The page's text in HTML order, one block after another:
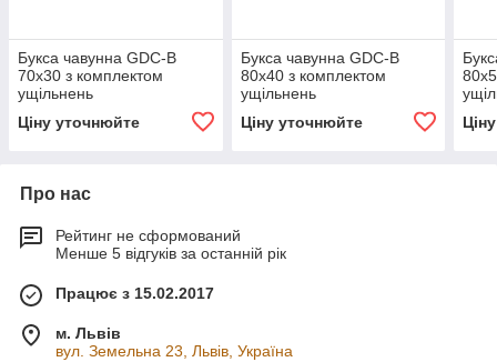
Букса чавунна GDC-B
70х30 з комплектом
ущільнень
Ціну уточнюйте
Букса чавунна GDC-B
80х40 з комплектом
ущільнень
Ціну уточнюйте
Про нас
Рейтинг не сформований
Менше 5 відгуків за останній рік
Працює з 15.02.2017
м. Львів
вул. Земельна 23, Львів, Україна